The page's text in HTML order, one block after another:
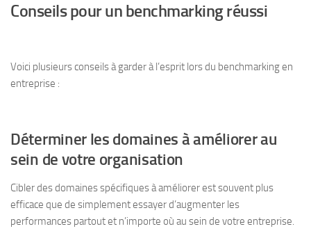
Conseils pour un benchmarking réussi
Voici plusieurs conseils à garder à l’esprit lors du benchmarking en
entreprise :
Déterminer les domaines à améliorer au
sein de votre organisation
Cibler des domaines spécifiques à améliorer est souvent plus
efficace que de simplement essayer d’augmenter les
performances partout et n’importe où au sein de votre entreprise.